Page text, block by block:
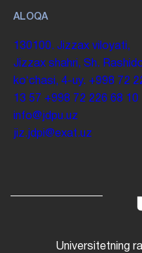
ALOQA
130100. Jizzax viloyati,
Jizzax shahri, Sh.
koʻchasi, 4-uy. +998 72
13 57 +998 72 226 68 10
info@jdpu.uz
jiz.jdpi@exat.uz
Universitetning